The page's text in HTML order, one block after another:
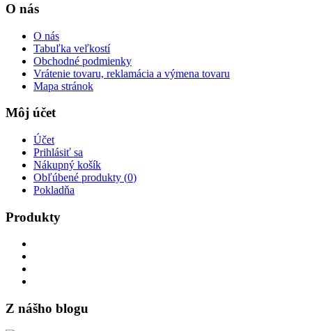
O nás
O nás
Tabuľka veľkostí
Obchodné podmienky
Vrátenie tovaru, reklamácia a výmena tovaru
Mapa stránok
Môj účet
Účet
Prihlásiť sa
Nákupný košík
Obľúbené produkty (0)
Pokladňa
Produkty
Z nášho blogu